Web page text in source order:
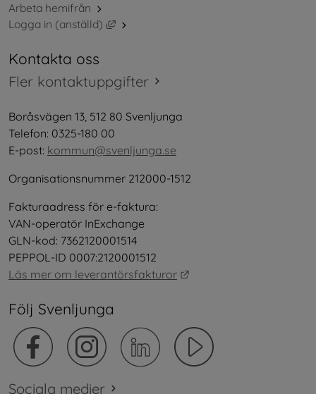
Arbeta hemifrån
Logga in (anställd)
Länk till annan webbplats, öppnas i nytt
Kontakta oss
Fler kontaktuppgifter
Boråsvägen 13, 512 80 Svenljunga
Telefon: 0325-180 00
E-post: kommun@svenljunga.se
Organisationsnummer 212000-1512
Fakturaadress för e-faktura:
VAN-operatör InExchange
GLN-kod: 7362120001514
PEPPOL-ID 0007:2120001512
Läs mer om leverantörsfakturor
Följ Svenljunga
Sociala medier